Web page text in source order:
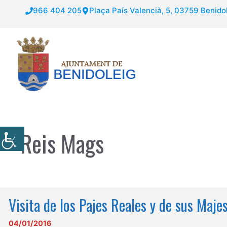
966 404 205 Plaça País Valencià, 5, 03759
Reis Mags
Visita de los Pajes Reales y de sus
04/01/2016